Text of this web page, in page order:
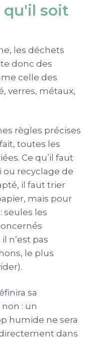
qu'il soit
les déchets
donc des
celle des
verres, métaux,
règles précises
toutes les
Ce qu’il faut
ou recyclage de
il faut trier
mais pour
seules les
n’est pas
le plus
sa
: un
humide ne sera
dans